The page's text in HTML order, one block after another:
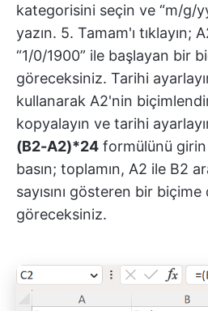
kategorisini seçin ve “m/g/
yazın. 5. Tamam'ı tıklayın;
“1/0/1900” ile başlayan bir
göreceksiniz. Tarihi
kullanarak A2'nin
kopyalayın ve tarihi
(B2-A2)*24 formülünü
basın; toplamın, A2 ile B2
sayısını gösteren bir
göreceksiniz.